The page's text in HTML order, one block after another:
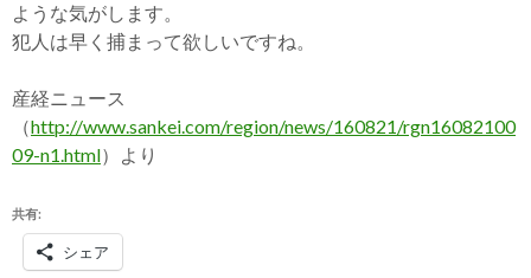
ような気がします。
犯人は早く捕まって欲しいですね。
産経ニュース
（http://www.sankei.com/region/news/160821/rgn16082100
09-n1.html）より
共有:
シェア